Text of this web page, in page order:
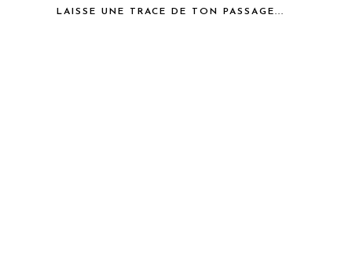
LAISSE UNE TRACE DE TON PASSAGE...